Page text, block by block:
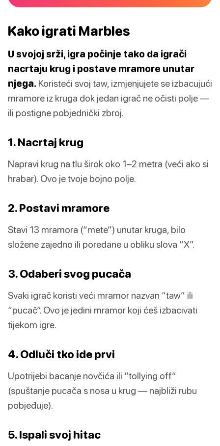
Kako igrati Marbles
U svojoj srži, igra počinje tako da igrači
nacrtaju krug i postave mramore unutar
njega. Koristeći svoj taw, izmjenjujete se izbacujući
mramore iz kruga dok jedan igrač ne očisti polje —
ili postigne pobjednički zbroj.
1. Nacrtaj krug
Napravi krug na tlu širok oko 1–2 metra (veći ako si
hrabar). Ovo je tvoje bojno polje.
2. Postavi mramore
Stavi 13 mramora (“mete”) unutar kruga, bilo
složene zajedno ili poredane u obliku slova “X”.
3. Odaberi svog pucača
Svaki igrač koristi veći mramor nazvan “taw” ili
“pucač”. Ovo je jedini mramor koji ćeš izbacivati
tijekom igre.
4. Odluči tko ide prvi
Upotrijebi bacanje novčića ili “tollying off”
(spuštanje pucača s nosa u krug — najbliži rubu
pobjeđuje).
5. Ispali svoj hitac